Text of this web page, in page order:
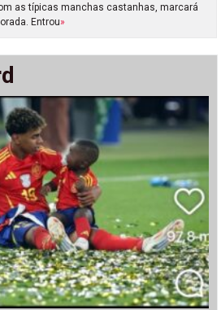
as típicas manchas castanhas, marcará
Entrou»